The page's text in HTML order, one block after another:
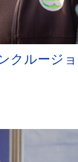
クルージ